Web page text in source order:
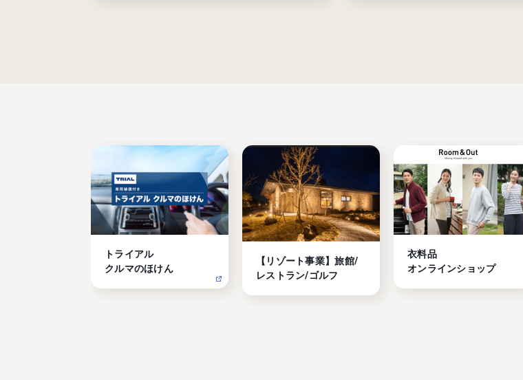
トライアル
クルマのほけん
【リゾート事業】旅館/
レストラン/ゴルフ
衣料品
オンラインショップ